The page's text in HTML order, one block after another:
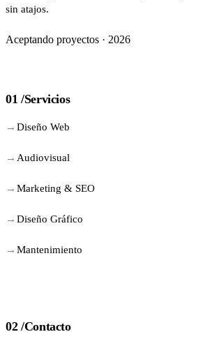
sin atajos.
Aceptando proyectos · 2026
01 /Servicios
Diseño Web
Audiovisual
Marketing & SEO
Diseño Gráfico
Mantenimiento
02 /Contacto